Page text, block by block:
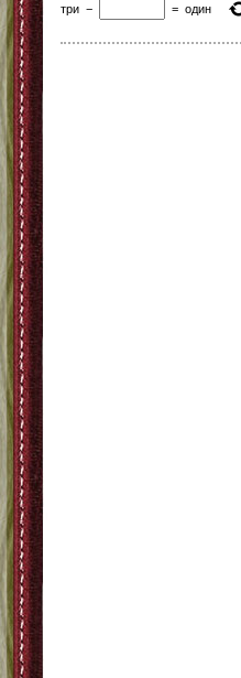
три − = один